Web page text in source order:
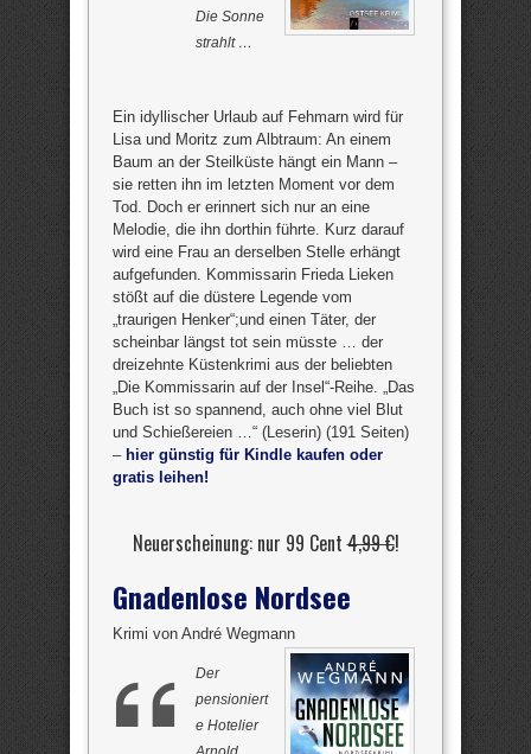
Die Sonne
strahlt …
Ein idyllischer Urlaub auf Fehmarn wird für
Lisa und Moritz zum Albtraum: An einem
Baum an der Steilküste hängt ein Mann –
sie retten ihn im letzten Moment vor dem
Tod. Doch er erinnert sich nur an eine
Melodie, die ihn dorthin führte. Kurz darauf
wird eine Frau an derselben Stelle erhängt
aufgefunden. Kommissarin Frieda Lieken
stößt auf die düstere Legende vom
„traurigen Henker“;und einen Täter, der
scheinbar längst tot sein müsste … der
dreizehnte Küstenkrimi aus der beliebten
„Die Kommissarin auf der Insel“-Reihe. „Das
Buch ist so spannend, auch ohne viel Blut
und Schießereien …“ (Leserin) (191 Seiten)
– hier günstig für Kindle kaufen oder
gratis leihen!
Neuerscheinung: nur 99 Cent4,99 €!
Gnadenlose Nordsee
Krimi von André Wegmann
Der
pensioniert
e Hotelier